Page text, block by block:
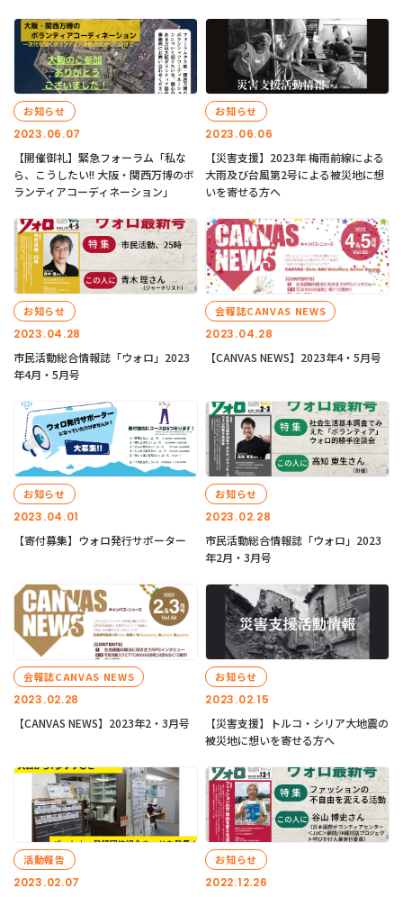
2023.06.07
お知らせ
【開催御礼】緊急フォーラム「私な
ら、こうしたい!! 大阪・関西万博のボ
ランティアコーディネーション」
2023.06.06
お知らせ
【災害支援】2023年 梅雨前線による
大雨及び台風第2号による被災地に想
いを寄せる方へ
2023.04.28
お知らせ
市民活動総合情報誌「ウォロ」2023
年4月・5月号
2023.04.28
会報誌CANVAS NEWS
【CANVAS NEWS】2023年4・5月号
2023.04.01
お知らせ
【寄付募集】ウォロ発行サポーター
2023.02.28
お知らせ
市民活動総合情報誌「ウォロ」2023
年2月・3月号
2023.02.28
会報誌CANVAS NEWS
【CANVAS NEWS】2023年2・3月号
2023.02.15
お知らせ
【災害支援】トルコ・シリア大地震の
被災地に想いを寄せる方へ
2023.02.07
活動報告
2022.12.26
お知らせ